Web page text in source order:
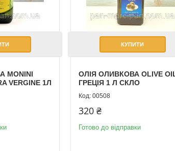
MONINI
VERGINE 1Л
КУПИТИ
ОЛІЯ ОЛИВКОВА OLIVE
ГРЕЦІЯ 1 Л СКЛО
00508
320 ₴
Готово до відправки